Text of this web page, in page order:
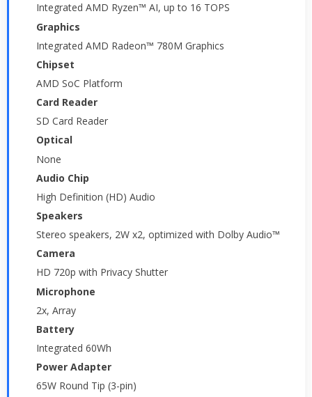
Integrated AMD Ryzen™ AI, up to 16 TOPS
Graphics
Integrated AMD Radeon™ 780M Graphics
Chipset
AMD SoC Platform
Card Reader
SD Card Reader
Optical
None
Audio Chip
High Definition (HD) Audio
Speakers
Stereo speakers, 2W x2, optimized with Dolby Audio™
Camera
HD 720p with Privacy Shutter
Microphone
2x, Array
Battery
Integrated 60Wh
Power Adapter
65W Round Tip (3-pin)